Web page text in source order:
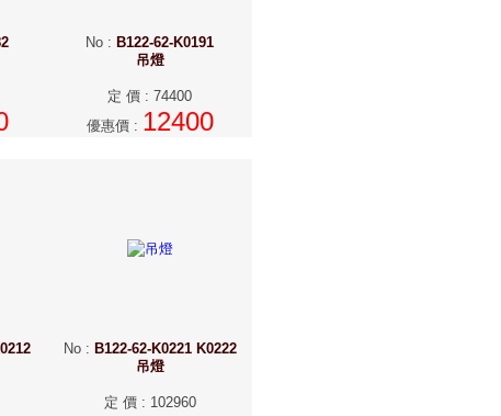
No : B122-62-K0191
吊燈
定 價 : 74400
優惠價: 12400
No: B122-62-K0221 K0222
吊燈
定 價: 102960